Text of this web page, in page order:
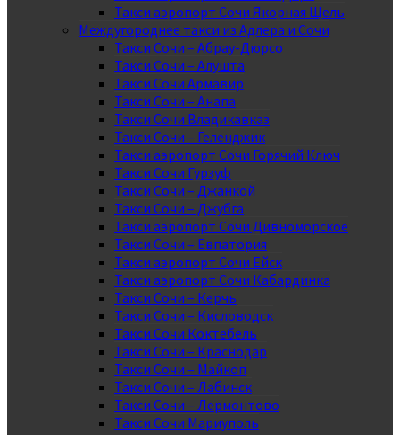
Такси аэропорт Сочи Якорная Щель
Междугороднее такси из Адлера и Сочи
Такси Сочи – Абрау-Дюрсо
Такси Сочи – Алушта
Такси Сочи Армавир
Такси Сочи – Анапа
Такси Сочи Владикавказ
Такси Сочи – Геленджик
Такси аэропорт Сочи Горячий Ключ
Такси Сочи Гурзуф
Такси Сочи – Джанкой
Такси Сочи – Джубга
Такси аэропорт Сочи Дивноморское
Такси Сочи – Евпатория
Такси аэропорт Сочи Ейск
Такси аэропорт Сочи Кабардинка
Такси Сочи – Керчь
Такси Сочи – Кисловодск
Такси Сочи Коктебель
Такси Сочи – Краснодар
Такси Сочи – Майкоп
Такси Сочи – Лабинск
Такси Сочи – Лермонтово
Такси Сочи Мариуполь